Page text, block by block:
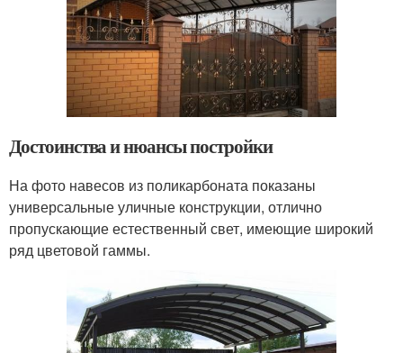
Достоинства и нюансы постройки
На фото навесов из поликарбоната показаны
универсальные уличные конструкции, отлично
пропускающие естественный свет, имеющие широкий
ряд цветовой гаммы.